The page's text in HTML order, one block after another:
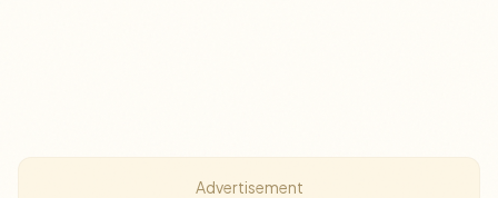
Advertisement